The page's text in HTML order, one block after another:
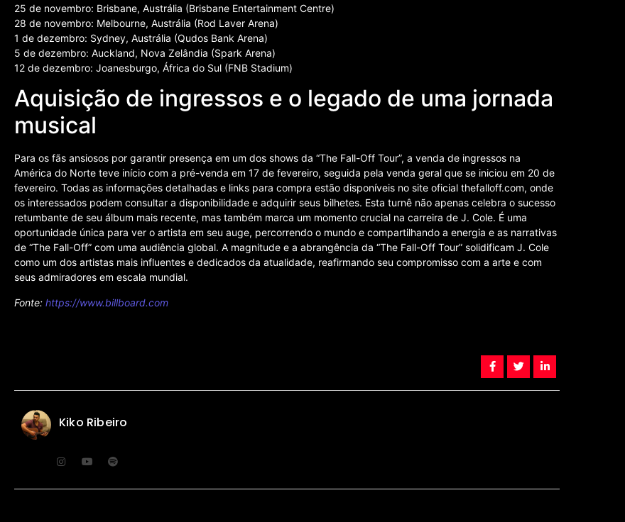
25 de novembro: Brisbane, Austrália (Brisbane Entertainment Centre)
28 de novembro: Melbourne, Austrália (Rod Laver Arena)
1 de dezembro: Sydney, Austrália (Qudos Bank Arena)
5 de dezembro: Auckland, Nova Zelândia (Spark Arena)
12 de dezembro: Joanesburgo, África do Sul (FNB Stadium)
Aquisição de ingressos e o legado de uma jornada
musical
Para os fãs ansiosos por garantir presença em um dos shows da “The Fall-Off Tour”, a venda de ingressos na
América do Norte teve início com a pré-venda em 17 de fevereiro, seguida pela venda geral que se iniciou em 20 de
fevereiro. Todas as informações detalhadas e links para compra estão disponíveis no site oficial thefalloff.com, onde
os interessados podem consultar a disponibilidade e adquirir seus bilhetes. Esta turnê não apenas celebra o sucesso
retumbante de seu álbum mais recente, mas também marca um momento crucial na carreira de J. Cole. É uma
oportunidade única para ver o artista em seu auge, percorrendo o mundo e compartilhando a energia e as narrativas
de “The Fall-Off” com uma audiência global. A magnitude e a abrangência da “The Fall-Off Tour” solidificam J. Cole
como um dos artistas mais influentes e dedicados da atualidade, reafirmando seu compromisso com a arte e com
seus admiradores em escala mundial.
Fonte: https://www.billboard.com
Kiko Ribeiro